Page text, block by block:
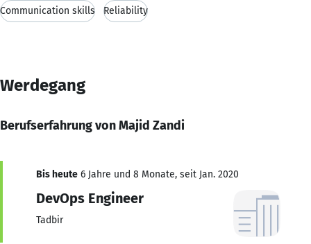
Communication skills Reliability
Werdegang
Berufserfahrung von Majid Zandi
Bis heute 6 Jahre und 8 Monate, seit Jan. 2020
DevOps Engineer
Tadbir